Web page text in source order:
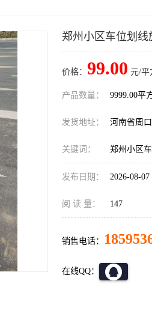
郑州小区车位划
价格： 99.00 元/平
产品数量： 9999.00平
发货地址： 河南省周
关键词： 郑州小区
发布日期： 2026-08-07
阅 读 量： 147
销售电话：
在线QQ：